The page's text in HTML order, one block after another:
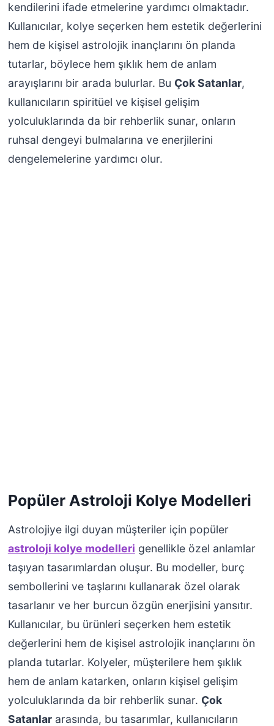
kendilerini ifade etmelerine yardımcı olmaktadır.
Kullanıcılar, kolye seçerken hem estetik değerlerini
hem de kişisel astrolojik inançlarını ön planda
tutarlar, böylece hem şıklık hem de anlam
arayışlarını bir arada bulurlar. Bu Çok Satanlar,
kullanıcıların spiritüel ve kişisel gelişim
yolculuklarında da bir rehberlik sunar, onların
ruhsal dengeyi bulmalarına ve enerjilerini
dengelemelerine yardımcı olur.
Popüler Astroloji Kolye Modelleri
Astrolojiye ilgi duyan müşteriler için popüler
astroloji kolye modelleri genellikle özel anlamlar
taşıyan tasarımlardan oluşur. Bu modeller, burç
sembollerini ve taşlarını kullanarak özel olarak
tasarlanır ve her burcun özgün enerjisini yansıtır.
Kullanıcılar, bu ürünleri seçerken hem estetik
değerlerini hem de kişisel astrolojik inançlarını ön
planda tutarlar. Kolyeler, müşterilere hem şıklık
hem de anlam katarken, onların kişisel gelişim
yolculuklarında da bir rehberlik sunar. Çok
Satanlararasında, bu tasarımlar, kullanıcıların